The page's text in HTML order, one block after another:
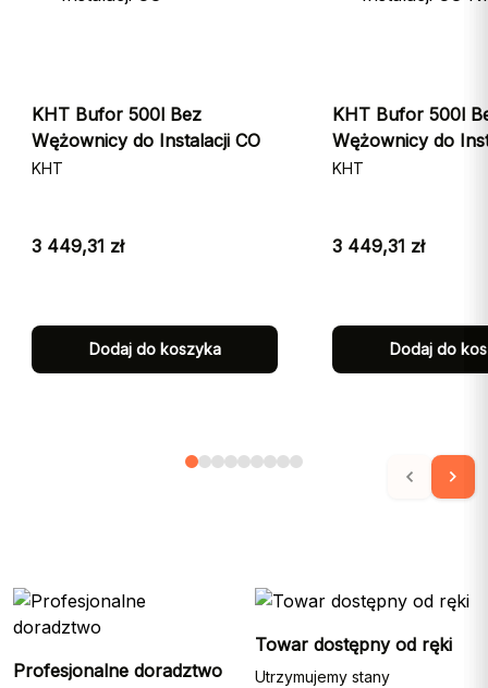
KHT Bufor 500l Bez
Wężownicy do Instalacji CO
KHT
3 449,31 zł
Dodaj do koszyka
KHT Bufor 500l
Wężownicy do
NISKI
KHT
3 449,31 zł
Dodaj do
Profesjonalne doradztwo
Towar dostępny od ręki
Utrzymujemy stany